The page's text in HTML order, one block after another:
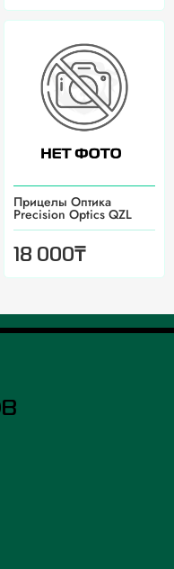
Прицелы Оптика
Precision Optics QZL
18 000₸